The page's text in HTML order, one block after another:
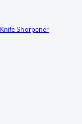
Sharpener